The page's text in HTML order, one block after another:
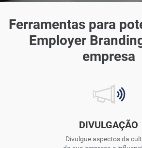
Ferramentas para
Employer
empresa
DIVULGAÇÃO
Divulgue aspectos da